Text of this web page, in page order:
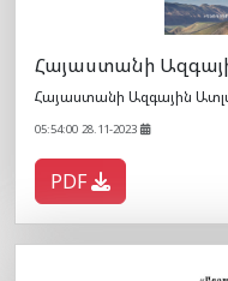
Հայաստանի
Հայաստանի Ազգային
05:54:00 28.11-2023
PDF